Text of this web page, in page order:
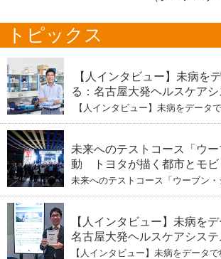
トピックス
【人インタビュー】未病を
る：名古屋大発ヘルスケア
締役社長・瀧本陽介 【下】
ぶし」を着実に：理系ニー
【人インタビュー】未病をデータ
挑むヘルスケア標準化と海外戦略
未来へのテストコース「ウ
動 トヨタが描く都市とモ
未来へのテストコース「ウーブン
【人インタビュー】未病を
名古屋大発ヘルスケアシス
社長・瀧本陽介 郵送検査
【人インタビュー】未病をデータ